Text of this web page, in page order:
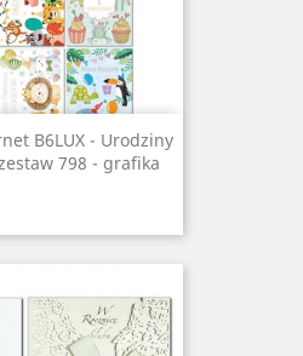
B6LUX - Urodziny
798 - grafika